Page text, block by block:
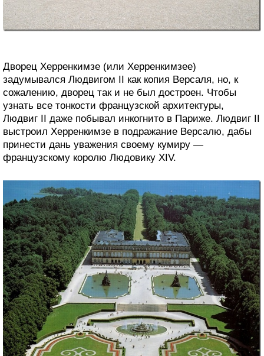
Дворец Херренкимзе (или Херренкимзее)
задумывался Людвигом II как копия Версаля, но, к
сожалению, дворец так и не был достроен. Чтобы
узнать все тонкости французской архитектуры,
Людвиг II даже побывал инкогнито в Париже. Людвиг II
выстроил Херренкимзе в подражание Версалю, дабы
принести дань уважения своему кумиру —
французскому королю Людовику XIV.